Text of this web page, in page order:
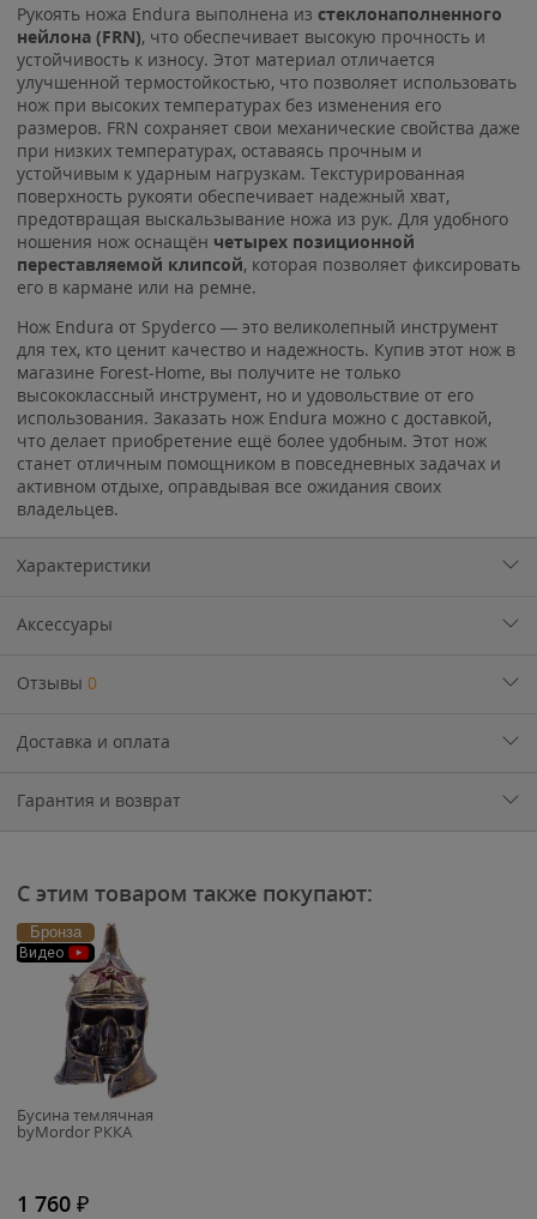
Рукоять ножа Endura выполнена из стеклонаполненного
нейлона (FRN), что обеспечивает высокую прочность и
устойчивость к износу. Этот материал отличается
улучшенной термостойкостью, что позволяет использовать
нож при высоких температурах без изменения его
размеров. FRN сохраняет свои механические свойства даже
при низких температурах, оставаясь прочным и
устойчивым к ударным нагрузкам. Текстурированная
поверхность рукояти обеспечивает надежный хват,
предотвращая выскальзывание ножа из рук. Для удобного
ношения нож оснащён четырех позиционной
переставляемой клипсой, которая позволяет фиксировать
его в кармане или на ремне.
Нож Endura от Spyderco — это великолепный инструмент
для тех, кто ценит качество и надежность. Купив этот нож в
магазине Forest-Home, вы получите не только
высококлассный инструмент, но и удовольствие от его
использования. Заказать нож Endura можно с доставкой,
что делает приобретение ещё более удобным. Этот нож
станет отличным помощником в повседневных задачах и
активном отдыхе, оправдывая все ожидания своих
владельцев.
Характеристики
Аксессуары
Отзывы 0
Доставка и оплата
Гарантия и возврат
С этим товаром также покупают:
Бронза
Видео
Бусина темлячная
byMordor РККА
1 760 ₽